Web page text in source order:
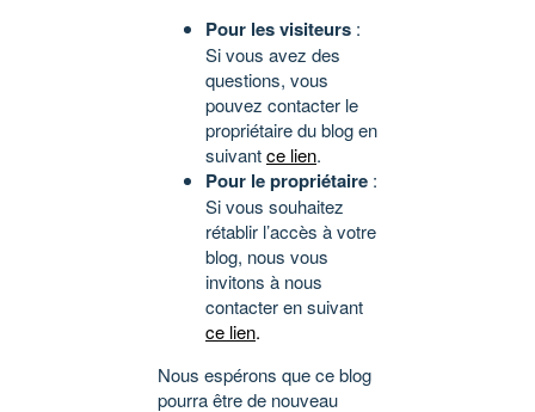
Pour les visiteurs :
Si vous avez des
questions, vous
pouvez contacter le
propriétaire du blog en
suivantce lien.
Pour le propriétaire :
Si vous souhaitez
rétablir l’accès à votre
blog, nous vous
invitons à nous
contacter en suivant
ce lien.
Nous espérons que ce blog
pourra être de nouveau